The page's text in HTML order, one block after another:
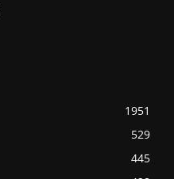
1951
529
445